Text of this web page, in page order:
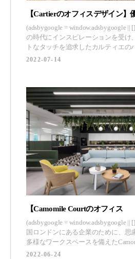
【Cartierのオフィスデザイン】
(adsbygoogle = window.adsbygoogle ||
の時代にインスピレーションを受け
トなタッチを追求したカルティエの
級ブランドの伝説的な美と職人技の
2022-07-14
【Camomile Courtのオフィス
(adsbygoogle = window.adsbygoogle ||
国ロンドンにある企業のために、思
多様なワークスペースを備えた
空間を完成させました。 Octraは、家主向けのBuilt to Leaseサ
2022-06-24